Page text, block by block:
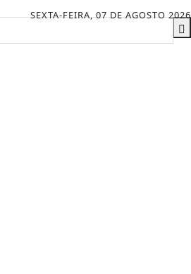
SEXTA-FEIRA, 07 DE AGOSTO 2026